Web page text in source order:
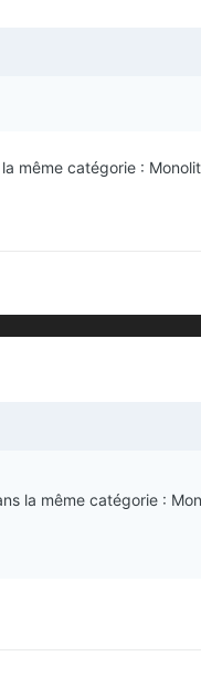
même catégorie :
la même catégorie :